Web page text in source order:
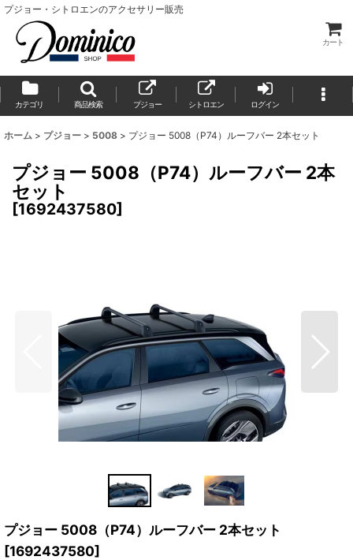
プジョー・シトロエンのアクセサリー販売
カート
カテゴリ 商品検索 プジョー シトロエン ログイン
ホーム > プジョー > 5008 > プジョー 5008（P74）ルーフバー 2本セット
プジョー 5008（P74）ルーフバー 2本
セット
[1692437580]
プジョー 5008（P74）ルーフバー 2本セット
[1692437580]